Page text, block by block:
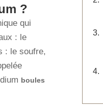
?
qui
: le
: le soufre,
boules